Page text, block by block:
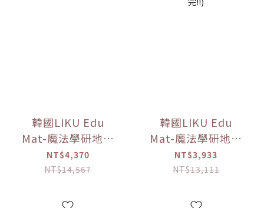
韓國LIKU Edu
Mat-魔法學研地墊
(240*140公分)
【優惠限定】(點讀
NT$4,370
NT$14,567
韓國LIKU Edu
Mat-魔法學研地墊
(100公分*140公分)
【優惠限定】(點讀
NT$3,933
NT$13,111